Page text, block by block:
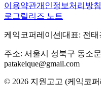
이용약관개인정보처리방침
로그 릴리즈 노트
케익코퍼레이션 |대표: 전태
주소: 서울시 성북구 동소
patakeique@gmail.com
© 2026 지원고고 (케익코